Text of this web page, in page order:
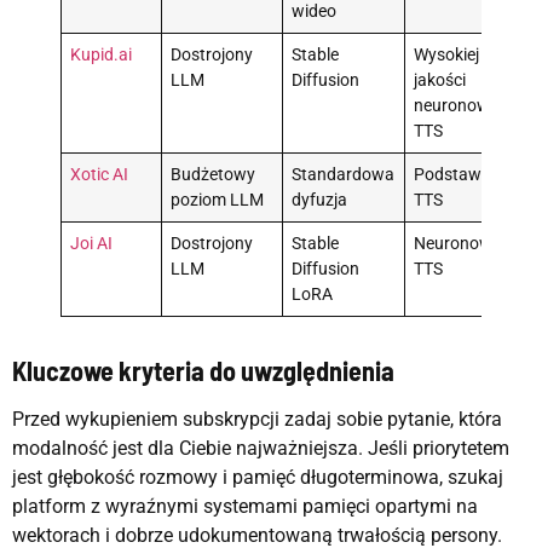
wideo
Kupid.ai
Dostrojony
LLM
Stable
Diffusion
Wysokiej
jakości
neuronowy
TTS
Xotic AI
Budżetowy
poziom LLM
Standardowa
dyfuzja
Podstawowy
TTS
Joi AI
Dostrojony
LLM
Stable
Diffusion
LoRA
Neuronowy
TTS
Kluczowe kryteria do uwzględnienia
Przed wykupieniem subskrypcji zadaj sobie pytanie, która
modalność jest dla Ciebie najważniejsza. Jeśli priorytetem
jest głębokość rozmowy i pamięć długoterminowa, szukaj
platform z wyraźnymi systemami pamięci opartymi na
wektorach i dobrze udokumentowaną trwałością persony.